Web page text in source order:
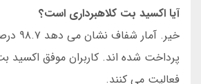
آیا اکسید بت کلاهبرداری است؟
خیر.
پرداخت شده اند. کاربران موفق اکسید
فعالیت می کنند.